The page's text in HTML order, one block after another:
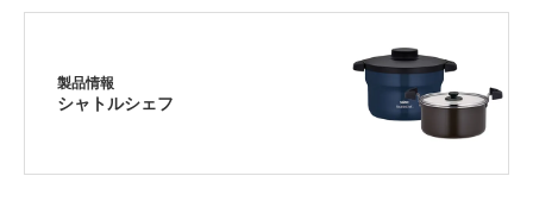
製品情報
シャトルシェフ